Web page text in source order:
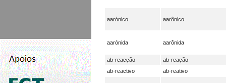
aarónico aarônico
aarónida aarônida
ab-reacção
ab-reação
ab-reactivo
ab-reativo